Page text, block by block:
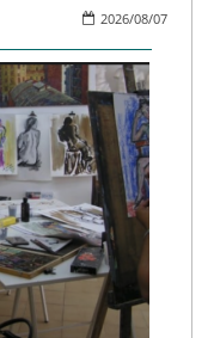
2026/08/07